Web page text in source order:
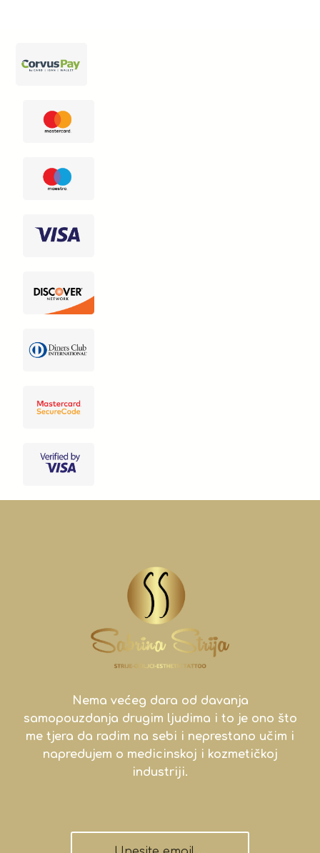
Nema većeg dara od davanja
samopouzdanja drugim ljudima i to je ono što
me tjera da radim na sebi i neprestano učim i
napredujem o medicinskoj i kozmetičkoj
industriji.